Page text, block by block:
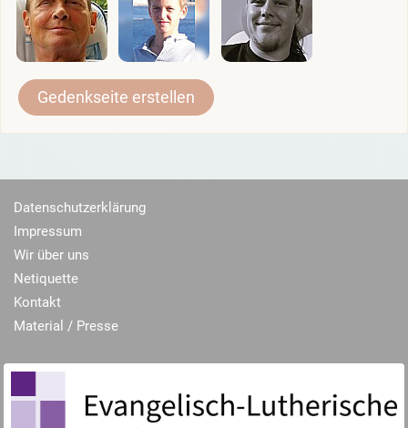
Gedenkseite erstellen
Datenschutzerklärung
Impressum
Wir über uns
Netiquette
Kontakt
Material / Presse